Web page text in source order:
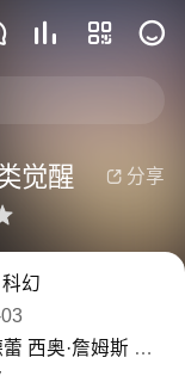
  
美国高清
 分享
觉醒
科幻
蕾 西奥·詹姆斯 艾什